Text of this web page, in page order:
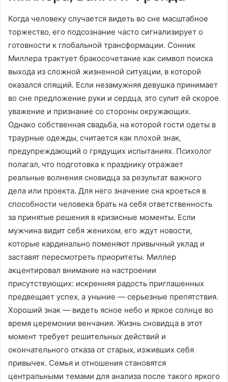
Когда человеку случается видеть во сне масштабное
торжество‚ его подсознание часто сигнализирует о
готовности к глобальной трансформации. Сонник
Миллера трактует бракосочетание как символ поиска
выхода из сложной жизненной ситуации‚ в которой
оказался спящий. Если незамужняя девушка принимает
во сне предложение руки и сердца‚ это сулит ей скорое
уважение и признание со стороны окружающих.
Однако собственная свадьба‚ на которой гости одеты в
траурные одежды‚ считается как плохой знак‚
предупреждающий о грядущих испытаниях. Психолог
полагал‚ что подготовка к празднику отражает
реальные волнения сновидца за результат важного
дела или проекта. Для него значение сна кроеться в
способности человека брать на себя ответственность
за принятые решения в кризисные моменты. Если
мужчина видит себя женихом‚ его ждут новости‚
которые кардинально поменяют привычный уклад и
заставят пересмотреть приоритеты. Миллер
акцентировал внимание на настроении
присутствующих: искренняя радость приглашенных
предвещает успех‚ а уныние — серьезные препятствия.
Хороший знак — видеть ясное небо и яркое солнце во
время церемонии венчания. Жизнь сновидца в этот
момент требует решительных действий и
окончательного отказа от старых‚ изживших себя
привычек. Семья и отношения становятся
центральными темами для анализа после такого яркого